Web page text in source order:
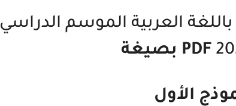
العربية الموسم الدراسي
PDF بصيغة
الأول